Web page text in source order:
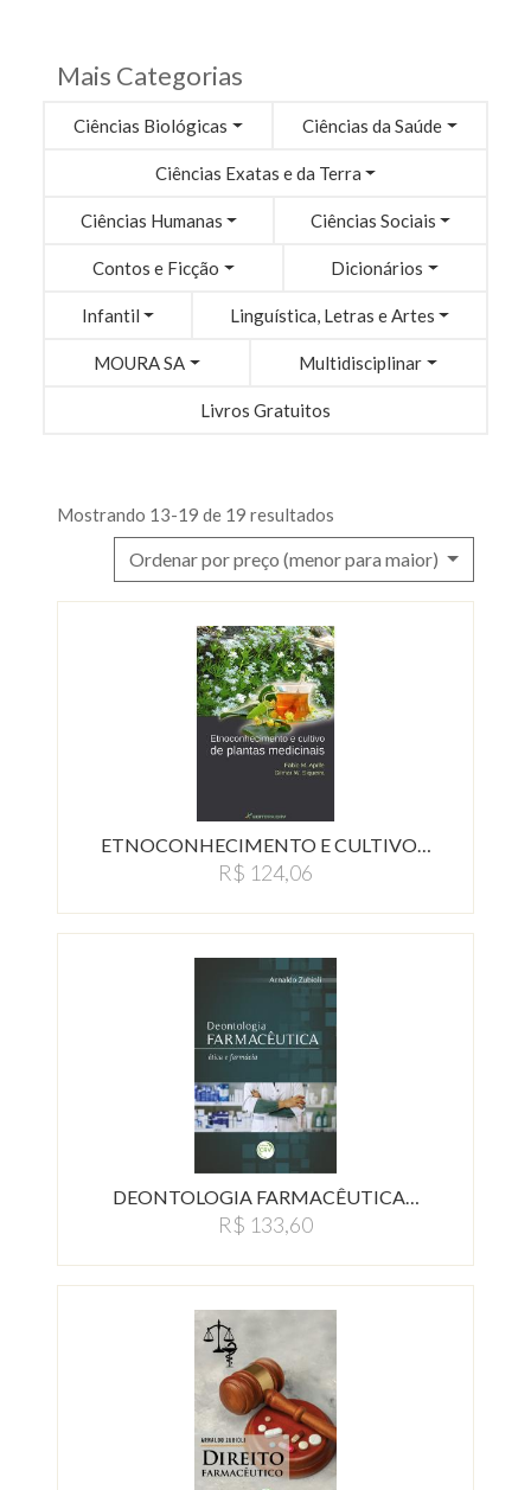
Mais Categorias
Ciências Biológicas Ciências da Saúde
Ciências Exatas e da Terra
Ciências Humanas Ciências Sociais
Contos e Ficção Dicionários
Infantil Linguística, Letras e Artes
MOURA SA Multidisciplinar
Livros Gratuitos
Mostrando 13-19 de 19 resultados
Ordenar por preço (menor para maior)
ETNOCONHECIMENTO E CULTIVO…
R$ 124,06
DEONTOLOGIA FARMACÊUTICA…
R$ 133,60